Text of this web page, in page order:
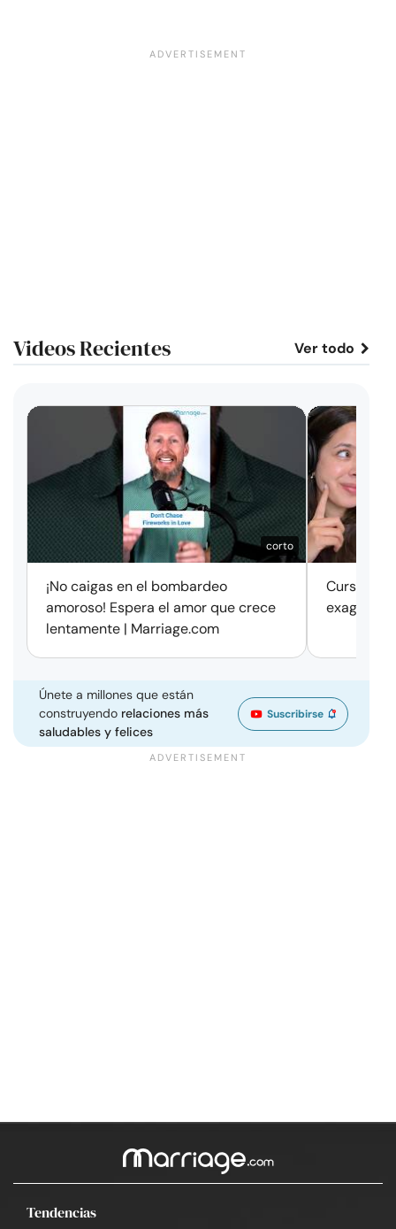
Videos Recientes Ver todo
corto
¡No caigas en el bombardeo
amoroso! Espera el amor que crece
lentamente | Marriage.com
Cursos
Únete a millones que están
construyendo relaciones más
saludables y felices
Suscribirse
Tendencias